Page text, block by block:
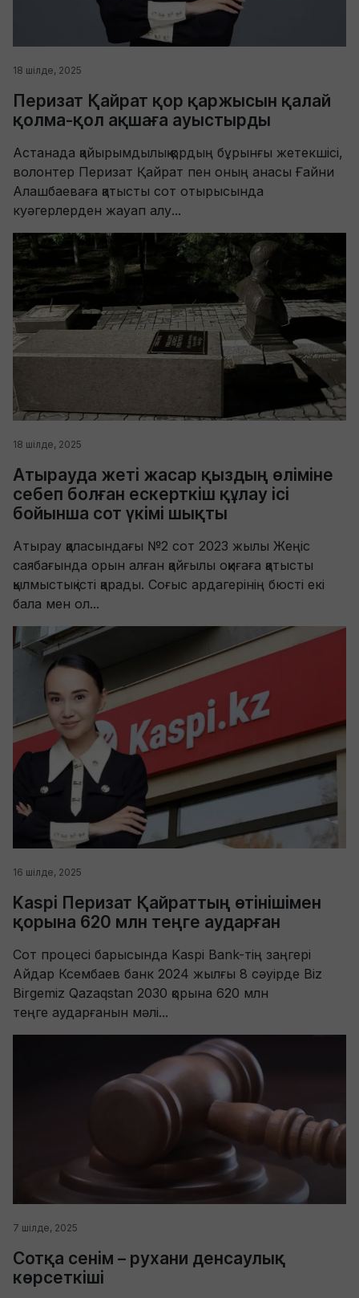
18 шілде, 2025
Перизат Қайрат қор қаржысын қалай
қолма-қол ақшаға ауыстырды
Астанада қайырымдылық қордың бұрынғы жетекшісі,
волонтер Перизат Қайрат пен оның анасы Ғайни
Алашбаеваға қатысты сот отырысында
куәгерлерден жауап алу...
18 шілде, 2025
Атырауда жеті жасар қыздың өліміне
себеп болған ескерткіш құлау ісі
бойынша сот үкімі шықты
Атырау қаласындағы №2 сот 2023 жылы Жеңіс
саябағында орын алған қайғылы оқиғаға қатысты
қылмыстық істі қарады. Соғыс ардагерінің бюсті екі
бала мен ол...
16 шілде, 2025
Kaspi Перизат Қайраттың өтінішімен
қорына 620 млн теңге аударған
Сот процесі барысында Kaspi Bank-тің заңгері
Айдар Ксембаев банк 2024 жылғы 8 сәуірде Biz
Birgemiz Qazaqstan 2030 қорына 620 млн
теңге аударғанын мәлі...
7 шілде, 2025
Сотқа сенім – рухани денсаулық
көрсеткіші